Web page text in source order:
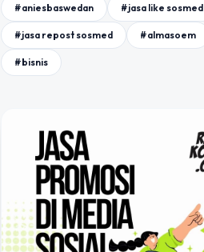
#aniesbaswedan #jasa like sosmed
#jasa repost sosmed #almasoem
#bisnis